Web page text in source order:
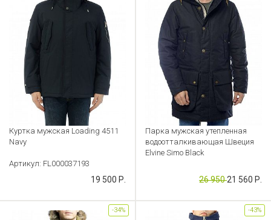
Куртка мужская Loading 4511
Navy
Артикул: FL000037193
19 500 Р.
Парка мужская утепленная
водоотталкивающая Швеция
Elvine Simo Black
Артикул: FL000036571
26 95021 560 Р.
-34% -43%